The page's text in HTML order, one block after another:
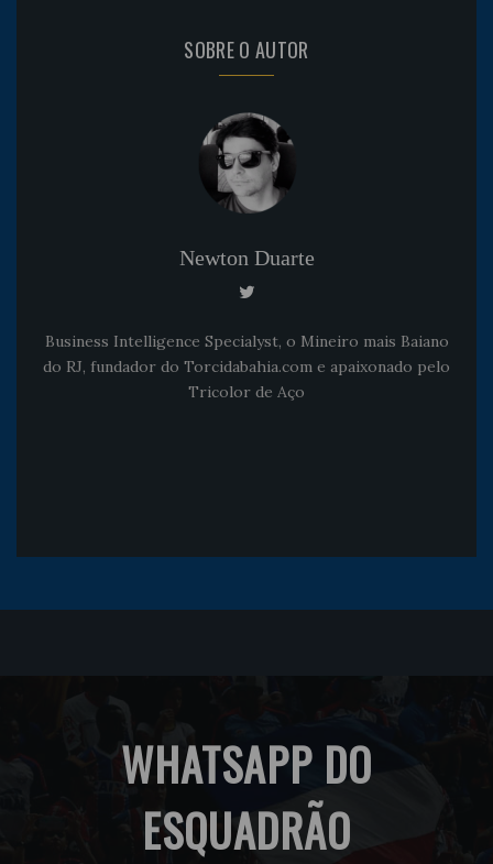
SOBRE O AUTOR
Newton Duarte
Business Intelligence Specialyst, o Mineiro mais Baiano
do RJ, fundador do Torcidabahia.com e apaixonado pelo
Tricolor de Aço
WHATSAPP DO
ESQUADRÃO